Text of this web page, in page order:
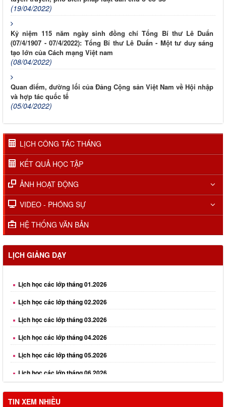
(19/04/2022)
Kỷ niệm 115 năm ngày sinh đồng chí Tổng Bí thư Lê Duẩn
(07/4/1907 - 07/4/2022): Tổng Bí thư Lê Duẩn - Một tư duy sáng
tạo lớn của Cách mạng Việt nam
(08/04/2022)
Quan điểm, đường lối của Đảng Cộng sản Việt Nam về Hội nhập
và hợp tác quốc tế
(05/04/2022)
LỊCH CÔNG TÁC THÁNG
KẾT QUẢ HỌC TẬP
ẢNH HOẠT ĐỘNG
VIDEO - PHÓNG SỰ
HỆ THỐNG VĂN BẢN
LỊCH GIẢNG DẠY
Lịch học các lớp tháng 02.2026
Lịch học các lớp tháng 03.2026
Lịch học các lớp tháng 04.2026
Lịch học các lớp tháng 05.2026
Lịch học các lớp tháng 06.2026
TIN XEM NHIỀU